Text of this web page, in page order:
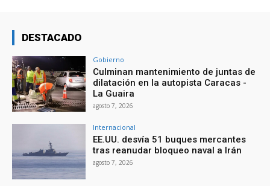
DESTACADO
Gobierno
Culminan mantenimiento de juntas de
dilatación en la autopista Caracas -
La Guaira
agosto 7, 2026
Internacional
EE.UU. desvía 51 buques mercantes
tras reanudar bloqueo naval a Irán
agosto 7, 2026